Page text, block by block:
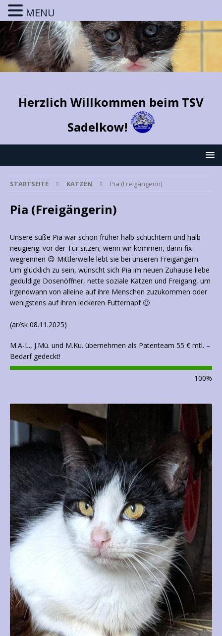
Herzlich Willkommen beim TSV
Sadelkow!
STARTSEITE KATZEN Pia (Freigängerin)
Pia (Freigängerin)
Unsere süße Pia war schon früher halb schüchtern und halb
neugierig: vor der Tür sitzen, wenn wir kommen, dann fix
wegrennen 😉 Mittlerweile lebt sie bei unseren Freigängern.
Um glücklich zu sein, wünscht sich Pia im neuen Zuhause liebe
geduldige Dosenöffner, nette soziale Katzen und Freigang, um
irgendwann von alleine auf ihre Menschen zuzukommen oder
wenigstens auf ihren leckeren Futternapf 🙂
(ar/sk 08.11.2025)
M.A-L., J.Mü. und M.Ku. übernehmen als Patenteam 55 € mtl. –
Bedarf gedeckt!
100%
MENU